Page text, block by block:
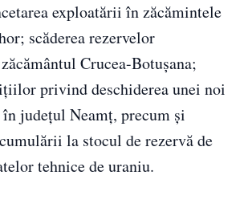
exploatării în zăcămintele
scăderea rezervelor
Crucea-Botuşana;
privind deschiderea unei noi
judeţul Neamţ, precum şi
la stocul de rezervă de
tehnice de uraniu.